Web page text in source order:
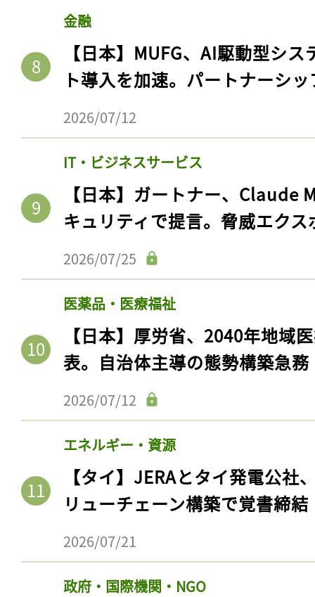
金融
【日本】MUFG、AI駆動型シ
ト導入を加速。パートナーシ
2026/07/12
IT・ビジネスサービス
【日本】ガートナー、Claude
キュリティで提言。脅威エク
2026/07/25
医薬品・医療福祉
【日本】厚労省、2040年地域
表。自治体主導の態勢構築急務
2026/07/12
エネルギー・資源
【タイ】JERAとタイ発電公社
リューチェーン構築で覚書締結
2026/07/21
政府・国際機関・NGO
会員登録